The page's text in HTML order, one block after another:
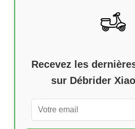
Recevez les
sur Débrider